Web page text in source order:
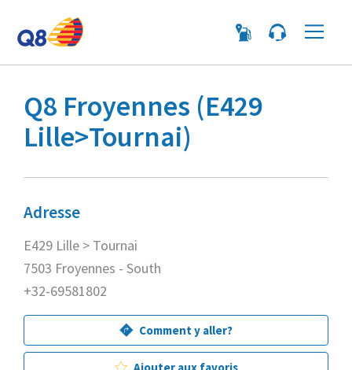
Q8 Froyennes (E429
Lille>Tournai)
Adresse
E429 Lille > Tournai
7503 Froyennes - South
+32-69581802
Comment y aller?